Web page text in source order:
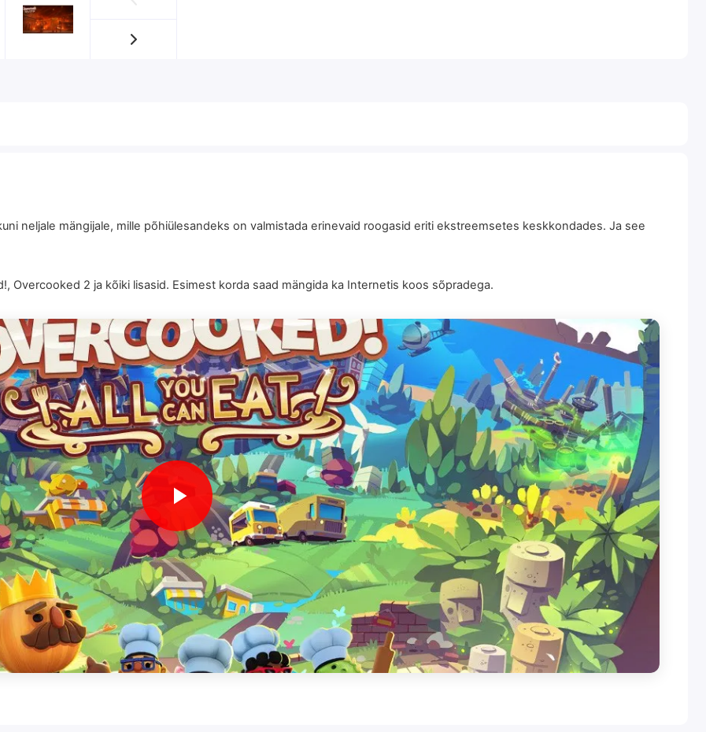
neljale mängijale, mille põhiülesandeks on valmistada erinevaid roogasid eriti ekstreemsetes keskkondades. Ja see
Overcooked 2 ja kõiki lisasid. Esimest korda saad mängida ka Internetis koos sõpradega.